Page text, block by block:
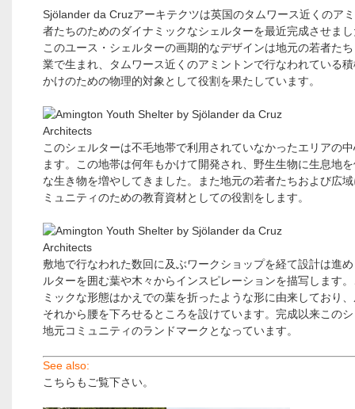
Sjölander da Cruzアーキテクツは英国のタムワース近くのア
者たちのためのダイナミックなシェルターを最近完成させま
このユース・シェルターの画期的なデザインは地元の若者た
業で生まれ、タムワース近くのアミントンで行なわれている
かけのための物理的対象として役割を果たしています。
このシェルターは不毛地帯で利用されていなかったエリアの
ます。この地帯は何年もかけて開発され、野生生物に生息地
な生き物を増やしてきました。また地元の若者たちおよび広
ミュニティのための教育資材としての役割をします。
敷地で行なわれた数回に及ぶワークショップを経て設計は進
ルターを囲む葉や木々からインスピレーションを描写します
ミックな形態はかえでの葉を折ったような形に由来しており
それから腰を下ろせるところを設けています。完成以来この
地元コミュニティのランドマークとなっています。
See also:
こちらもご覧下さい。